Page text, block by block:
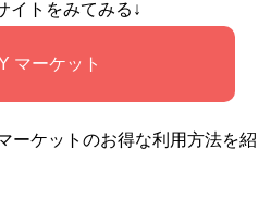
イトをみてみる↓
マーケット
ーケットのお得な利用方法を紹